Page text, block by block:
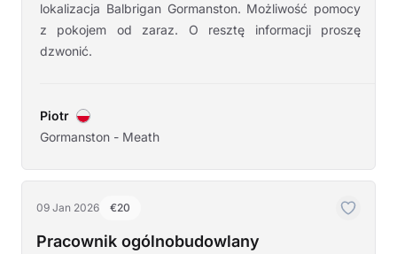
lokalizacja Balbrigan Gormanston. Możliwość pomocy
z pokojem od zaraz. O resztę informacji proszę
dzwonić.
Piotr
Gormanston - Meath
09 Jan 2026 €20
Pracownik ogólnobudowlany